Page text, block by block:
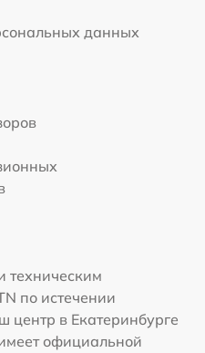
данных
техническим
по истечении
центр в Екатеринбурге
официальной